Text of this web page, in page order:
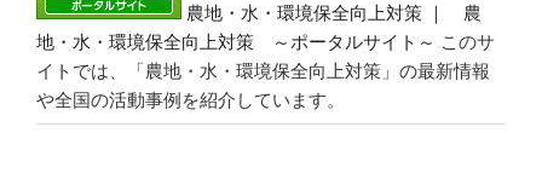
農地・水・環境保全向上対策 ｜ 農
地・水・環境保全向上対策 ～ポータルサイト～ このサ
イトでは、「農地・水・環境保全向上対策」の最新情報
や全国の活動事例を紹介しています。